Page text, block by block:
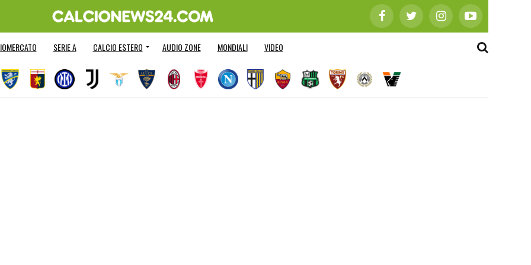
SERIE A CALCIO ESTERO AUDIO ZONE MONDIALI VIDEO